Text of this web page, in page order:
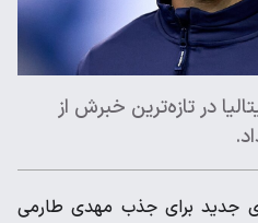
در تازه‌ترین خبرش از
جدید برای جذب مهدی طارمی